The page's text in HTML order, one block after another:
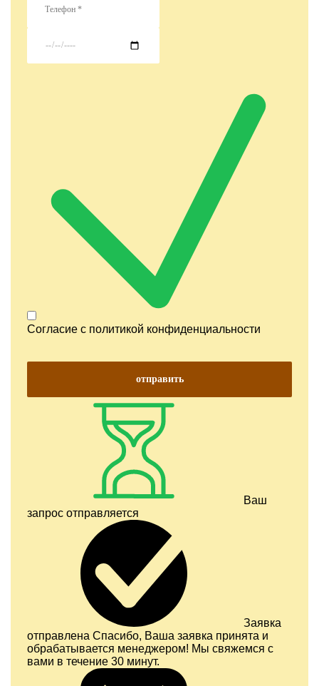
Согласие с политикой конфиденциальности
отправить
Ваш
запрос отправляется
Заявка
отправлена Спасибо, Ваша заявка принята и
обрабатывается менеджером! Мы свяжемся с
вами в течение 30 минут.